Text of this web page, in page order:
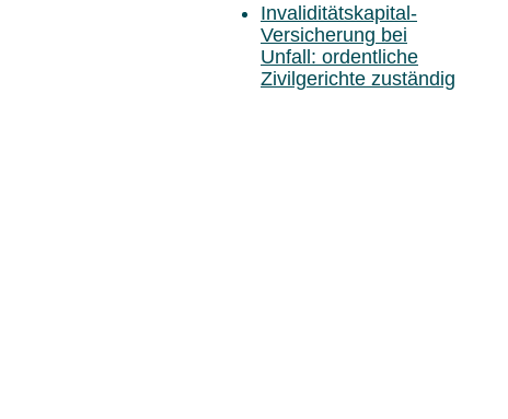
Invaliditätskapital-
Versicherung bei
Unfall: ordentliche
Zivilgerichte zuständig